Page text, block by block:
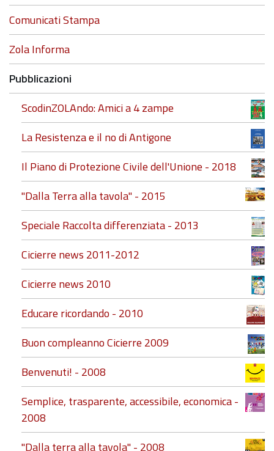
Comunicati Stampa
Zola Informa
Pubblicazioni
ScodinZOLAndo: Amici a 4 zampe
La Resistenza e il no di Antigone
Il Piano di Protezione Civile dell'Unione - 2018
"Dalla Terra alla tavola" - 2015
Speciale Raccolta differenziata - 2013
Cicierre news 2011-2012
Cicierre news 2010
Educare ricordando - 2010
Buon compleanno Cicierre 2009
Benvenuti! - 2008
Semplice, trasparente, accessibile, economica -
2008
"Dalla terra alla tavola" - 2008